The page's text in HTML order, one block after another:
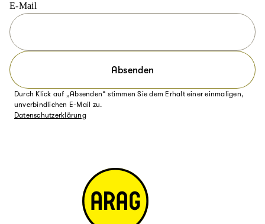
E-Mail
Absenden
Durch Klick auf „Absenden“ stimmen Sie dem Erhalt einer einmaligen,
unverbindlichen E-Mail zu.
Datenschutzerklärung